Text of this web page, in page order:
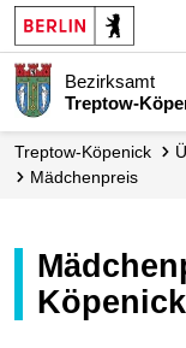
Bezirksamt
Treptow-
Treptow-Köpenick
Mädchenpreis
Mädchenpreis Treptow-